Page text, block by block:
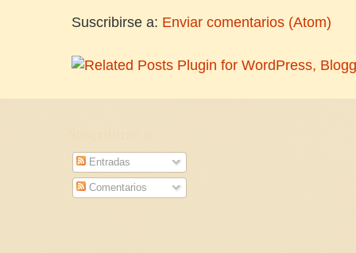
Suscribirse a: Enviar comentarios (Atom)
Entradas
Comentarios